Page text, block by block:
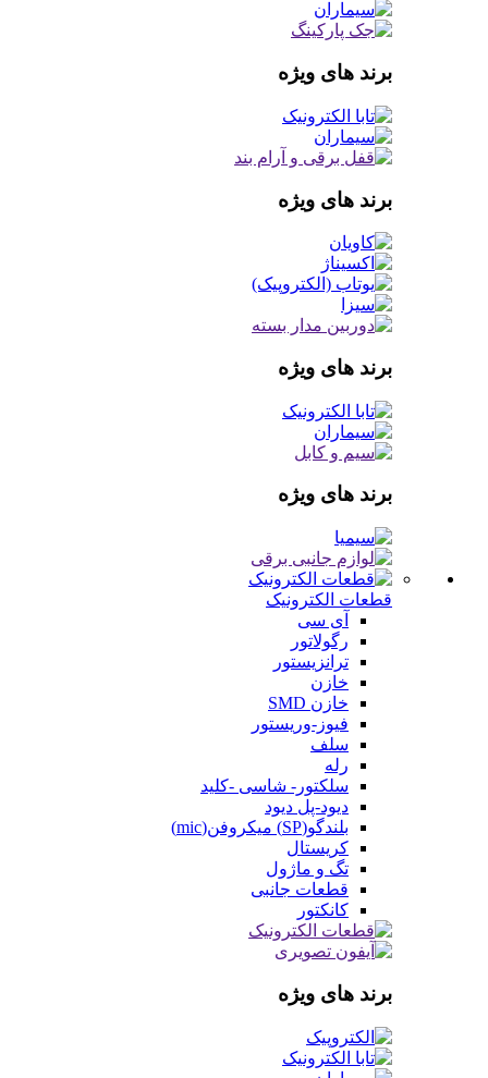
برند های ویژه
برند های ویژه
برند های ویژه
برند های ویژه
قطعات الکترونیک
آی سی
رگولاتور
ترانزیستور
خازن
خازن SMD
فیوز-وریستور
سلف
رله
سلکتور- شاسی -کلید
دیود-پل دیود
بلندگو(SP) میکروفن(mic)
کریستال
تگ و ماژول
قطعات جانبی
کانکتور
برند های ویژه